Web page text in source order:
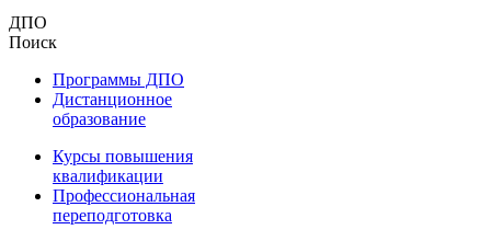
ДПО
Поиск
Программы ДПО
Дистанционное
образование
Курсы повышения
квалификации
Профессиональная
переподготовка